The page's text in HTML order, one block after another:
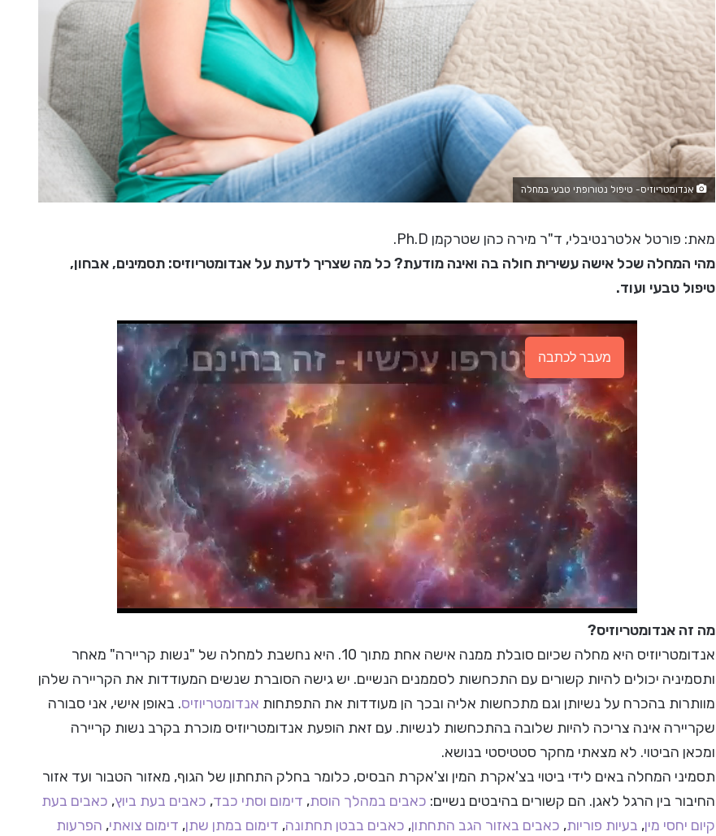
אנדומטריוזיס- טיפול נטורופתי טבעי במחלה
מאת: פורטל אלטרנטיבלי, ד"ר מירה כהן שטרקמן Ph.D.
מהי המחלה שכל אישה עשירית חולה בה ואינה מודעת? כל מה שצריך לדעת על אנדומטריוזיס: תסמינים, אבחון,
טיפול טבעי ועוד.
מעבר לכתבה
מה זה אנדומטריוזיס?
אנדומטריוזיס היא מחלה שכיום סובלת ממנה אישה אחת מתוך 10. היא נחשבת למחלה של "נשות קריירה" מאחר
ותסמיניה יכולים להיות קשורים עם התכחשות לסממנים הנשיים. יש גישה הסוברת שנשים המעודדות את הקריירה שלהן
מוותרות בהכרח על נשיותן וגם מתכחשות אליה ובכך הן מעודדות את התפתחות אנדומטריוזיס. באופן אישי, אני סבורה
שקריירה אינה צריכה להיות שלובה בהתכחשות לנשיות. עם זאת הופעת אנדומטריוזיס מוכרת בקרב נשות קריירה
ומכאן הביטוי. לא מצאתי מחקר סטטיסטי בנושא.
תסמיני המחלה באים לידי ביטוי בצ'אקרת המין וצ'אקרת הבסיס, כלומר בחלק התחתון של הגוף, מאזור הטבור ועד אזור
החיבור בין הרגל לאגן. הם קשורים בהיבטים נשיים: כאבים במהלך הוסת, דימום וסתי כבד, כאבים בעת ביוץ, כאבים בעת
קיום יחסי מין, בעיות פוריות, כאבים באזור הגב התחתון, כאבים בבטן תחתונה, דימום במתן שתן, דימום צואתי, הפרעות